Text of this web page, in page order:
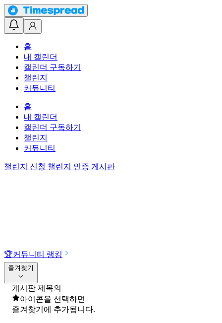
홈
내 캘린더
캘린더 구독하기
챌린지
커뮤니티
홈
내 캘린더
캘린더 구독하기
챌린지
커뮤니티
챌린지 신청 챌린지 인증 게시판
🏆커뮤니티 랭킹
즐겨찾기
게시판 제목의
아이콘을 선택하면
즐겨찾기에 추가됩니다.